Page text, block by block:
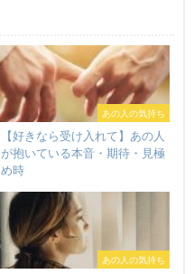
あの人の気持ち
【好きなら受け入れて】あの人
が抱いている本音・期待・見極
め時
あの人の気持ち